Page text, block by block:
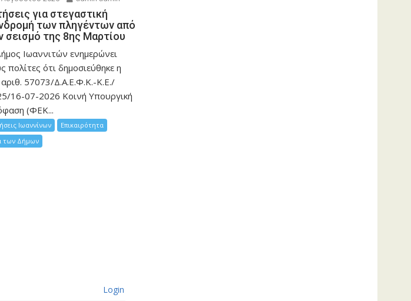
για στεγαστική
των πληγέντων από
σεισμό της 8ης Μαρτίου
Ιωαννιτών ενημερώνει
πολίτες ότι δημοσιεύθηκε η
αριθ. 57073/Δ.Α.Ε.Φ.Κ.-Κ.Ε./
16-07-2026 Κοινή Υπουργική
(ΦΕΚ...
Ιωαννίνων
Επικαιρότητα
των Δήμων
Login